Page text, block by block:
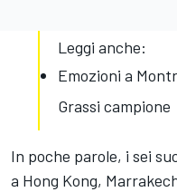
Leggi anche:
Emozioni a
Grassi campione
In poche parole, i sei
a Hong Kong,